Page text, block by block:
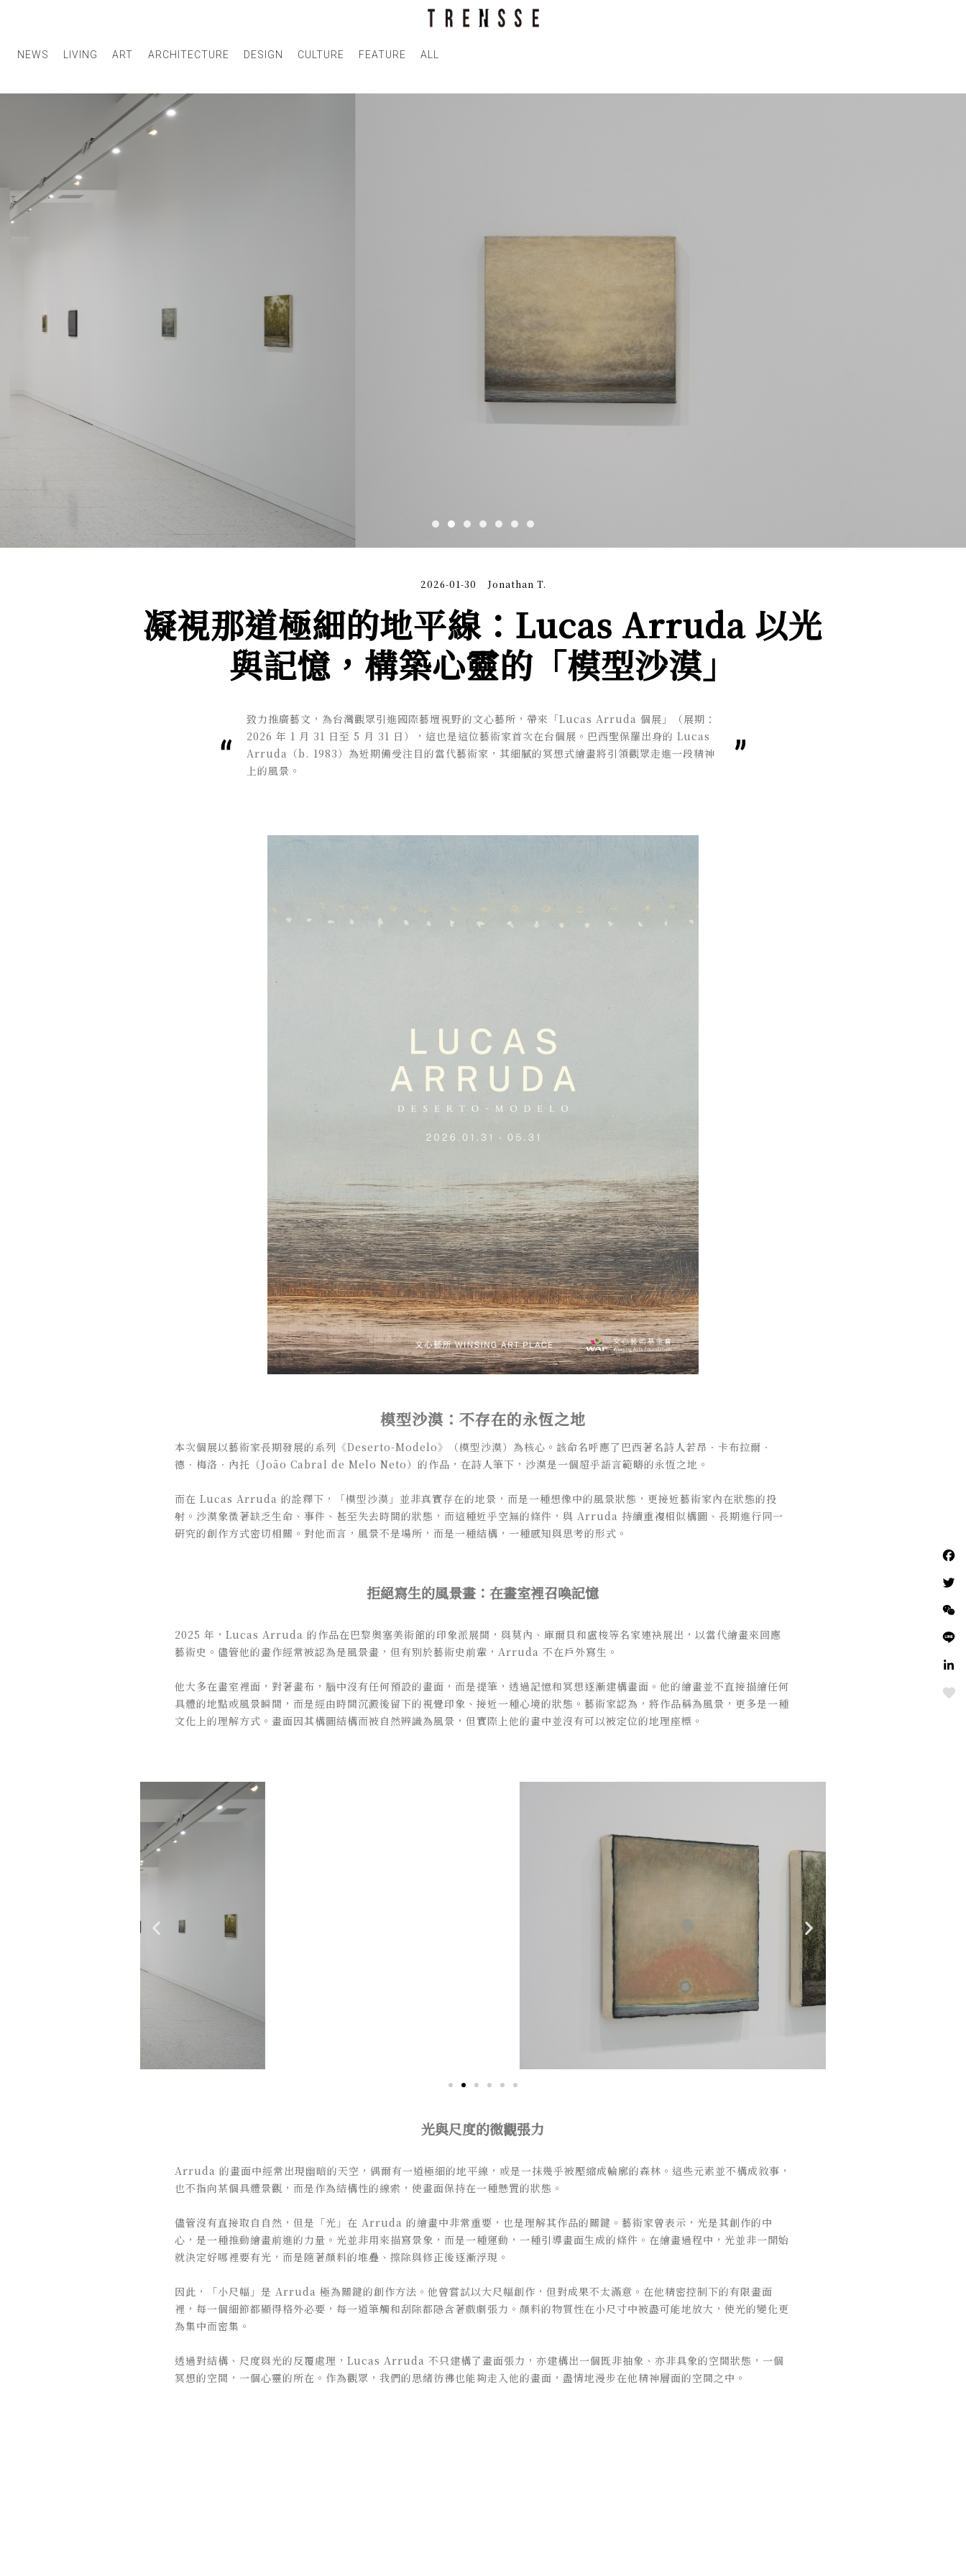
凝視那道極細的地平線：Lucas Arruda 以光
與記憶，構築心靈的「模型沙漠」
Jonathan T.
2026-01-30
致力推廣藝文，為台灣觀眾引進國際藝壇視野的文心藝所，帶來「Lucas Arruda 個展」（展期：
2026 年 1 月 31 日至 5 月 31 日），這也是這位藝術家首次在台個展。巴西聖保羅出身的 Lucas
Arruda（b. 1983）為近期備受注目的當代藝術家，其細膩的冥想式繪畫將引領觀眾走進一段精神
上的風景。
模型沙漠：不存在的永恆之地
本次個展以藝術家長期發展的系列《Deserto-Modelo》（模型沙漠）為核心。該命名呼應了巴西著名詩人若昂．卡布拉爾．
德．梅洛．內托（João Cabral de Melo Neto）的作品，在詩人筆下，沙漠是一個超乎語言範疇的永恆之地。
而在 Lucas Arruda 的詮釋下，「模型沙漠」並非真實存在的地景，而是一種想像中的風景狀態，更接近藝術家內在狀態的投
射。沙漠象徵著缺乏生命、事件、甚至失去時間的狀態，而這種近乎空無的條件，與 Arruda 持續重複相似構圖、長期進行同一
研究的創作方式密切相關。對他而言，風景不是場所，而是一種結構，一種感知與思考的形式。
拒絕寫生的風景畫：在畫室裡召喚記憶
2025 年，Lucas Arruda 的作品在巴黎奧塞美術館的印象派展間，與莫內、庫爾貝和盧梭等名家連袂展出，以當代繪畫來回應
藝術史。儘管他的畫作經常被認為是風景畫，但有別於藝術史前輩，Arruda 不在戶外寫生。
他大多在畫室裡面，對著畫布，腦中沒有任何預設的畫面，而是提筆，透過記憶和冥想逐漸建構畫面。他的繪畫並不直接描繪任何
具體的地點或風景瞬間，而是經由時間沉澱後留下的視覺印象、接近一種心境的狀態。藝術家認為，將作品稱為風景，更多是一種
文化上的理解方式。畫面因其構圖結構而被自然辨識為風景，但實際上他的畫中並沒有可以被定位的地理座標。
光與尺度的微觀張力
Arruda 的畫面中經常出現幽暗的天空，偶爾有一道極細的地平線，或是一抹幾乎被壓縮成輪廓的森林。這些元素並不構成敘事，
也不指向某個具體景觀，而是作為結構性的線索，使畫面保持在一種懸置的狀態。
儘管沒有直接取自自然，但是「光」在 Arruda 的繪畫中非常重要，也是理解其作品的關鍵。藝術家曾表示，光是其創作的中
心，是一種推動繪畫前進的力量。光並非用來描寫景象，而是一種運動，一種引導畫面生成的條件。在繪畫過程中，光並非一開始
就決定好哪裡要有光，而是隨著顏料的堆疊、擦除與修正後逐漸浮現。
因此，「小尺幅」是 Arruda 極為關鍵的創作方法。他曾嘗試以大尺幅創作，但對成果不太滿意。在他精密控制下的有限畫面
裡，每一個細節都顯得格外必要，每一道筆觸和刮除都隱含著戲劇張力。顏料的物質性在小尺寸中被盡可能地放大，使光的變化更
為集中而密集。
透過對結構、尺度與光的反覆處理，Lucas Arruda 不只建構了畫面張力，亦建構出一個既非抽象、亦非具象的空間狀態，一個
冥想的空間，一個心靈的所在。作為觀眾，我們的思緒彷彿也能夠走入他的畫面，盡情地漫步在他精神層面的空間之中。
Love